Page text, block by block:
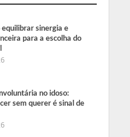
equilibrar sinergia e
para a escolha do
no idoso:
sem querer é sinal de